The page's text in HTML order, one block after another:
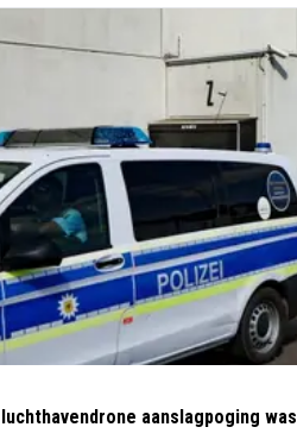
aanslagpoging was